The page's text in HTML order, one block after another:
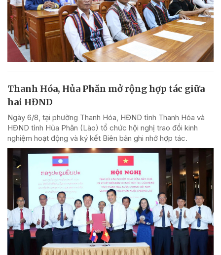
Thanh Hóa, Hủa Phăn mở rộng hợp tác giữa
hai HĐND
Ngày 6/8, tại phường Thanh Hóa, HĐND tỉnh Thanh Hóa và
HĐND tỉnh Hủa Phăn (Lào) tổ chức hội nghị trao đổi kinh
nghiệm hoạt động và ký kết Biên bản ghi nhớ hợp tác.